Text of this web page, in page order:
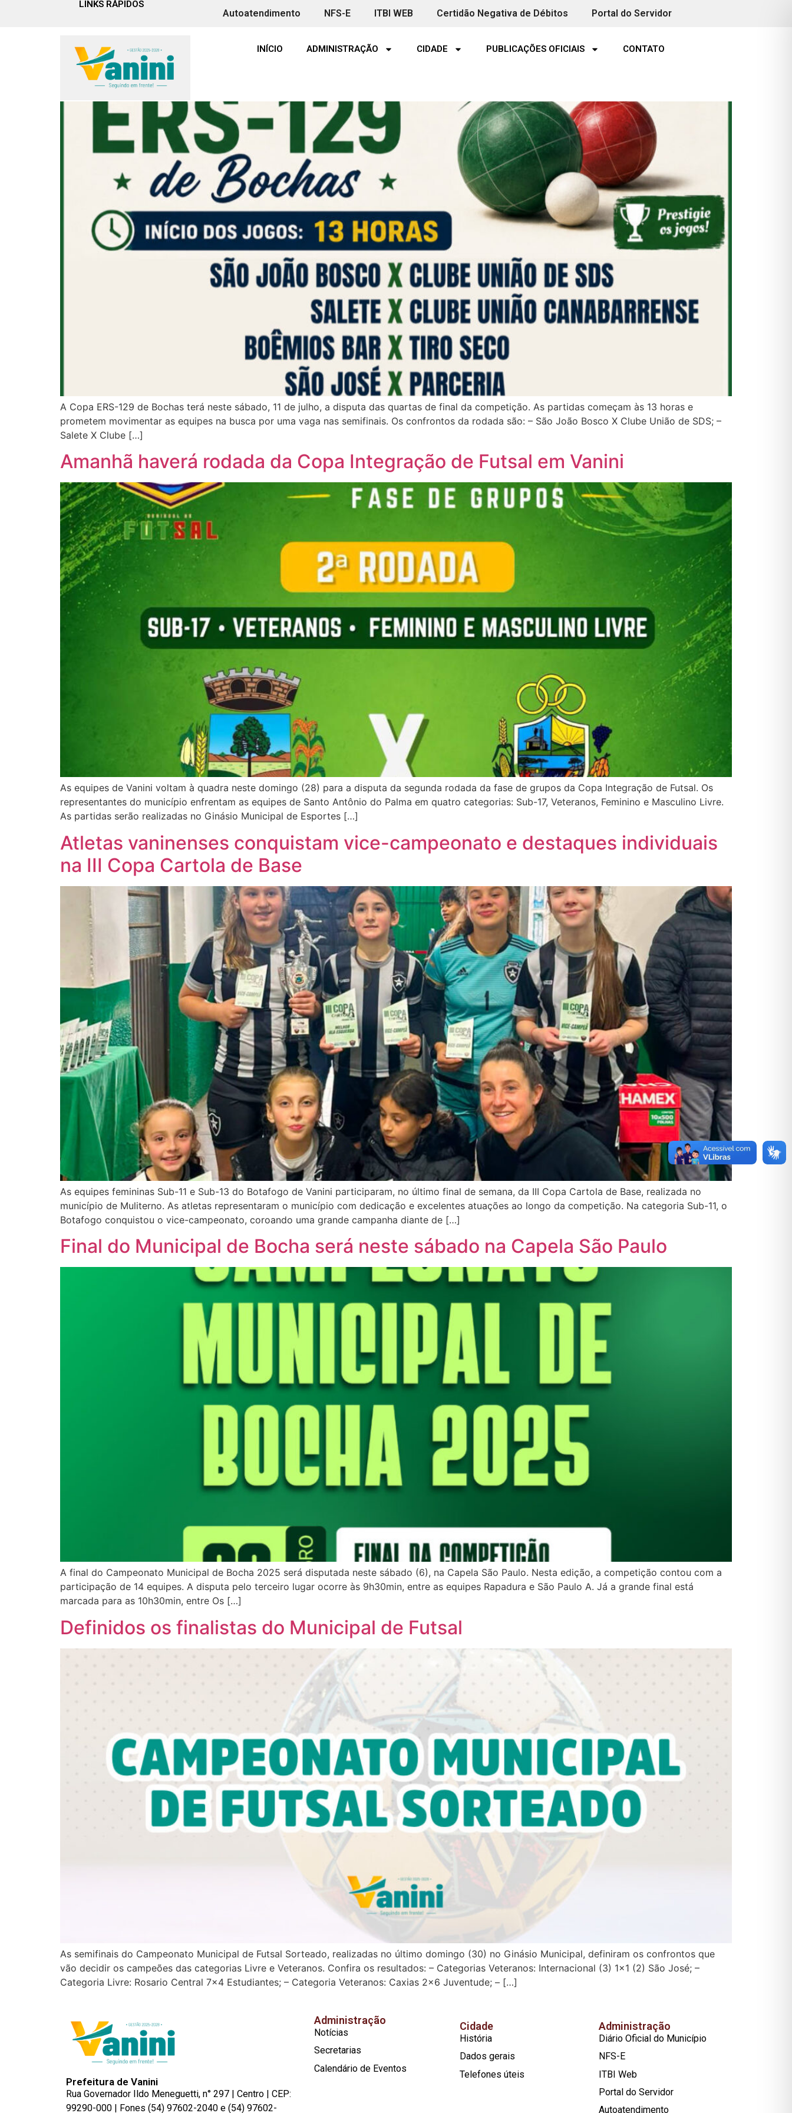
LINKS RÁPIDOS
Autoatendimento NFS-E ITBI WEB Certidão Negativa de Débitos Portal do Servidor
INÍCIO ADMINISTRAÇÃO CIDADE PUBLICAÇÕES OFICIAIS CONTATO
Tag: competição
Sábado será de jogos decisivos pela Copa ERS-129 de Bochas
A Copa ERS-129 de Bochas terá neste sábado, 11 de julho, a disputa das quartas de final da competição. As partidas começam às 13 horas e
prometem movimentar as equipes na busca por uma vaga nas semifinais. Os confrontos da rodada são: – São João Bosco X Clube União de SDS; –
Salete X Clube […]
Amanhã haverá rodada da Copa Integração de Futsal em Vanini
As equipes de Vanini voltam à quadra neste domingo (28) para a disputa da segunda rodada da fase de grupos da Copa Integração de Futsal. Os
representantes do município enfrentam as equipes de Santo Antônio do Palma em quatro categorias: Sub-17, Veteranos, Feminino e Masculino Livre.
As partidas serão realizadas no Ginásio Municipal de Esportes […]
Atletas vaninenses conquistam vice-campeonato e destaques individuais
na III Copa Cartola de Base
As equipes femininas Sub-11 e Sub-13 do Botafogo de Vanini participaram, no último final de semana, da III Copa Cartola de Base, realizada no
município de Muliterno. As atletas representaram o município com dedicação e excelentes atuações ao longo da competição. Na categoria Sub-11, o
Botafogo conquistou o vice-campeonato, coroando uma grande campanha diante de […]
Final do Municipal de Bocha será neste sábado na Capela São Paulo
A final do Campeonato Municipal de Bocha 2025 será disputada neste sábado (6), na Capela São Paulo. Nesta edição, a competição contou com a
participação de 14 equipes. A disputa pelo terceiro lugar ocorre às 9h30min, entre as equipes Rapadura e São Paulo A. Já a grande final está
marcada para as 10h30min, entre Os […]
Definidos os finalistas do Municipal de Futsal
As semifinais do Campeonato Municipal de Futsal Sorteado, realizadas no último domingo (30) no Ginásio Municipal, definiram os confrontos que
vão decidir os campeões das categorias Livre e Veteranos. Confira os resultados: – Categorias Veteranos: Internacional (3) 1×1 (2) São José; –
Categoria Livre: Rosario Central 7×4 Estudiantes; – Categoria Veteranos: Caxias 2×6 Juventude; – […]
Prefeitura de Vanini
Rua Governador Ildo Meneguetti, n° 297 | Centro | CEP:
99290-000 | Fones (54) 97602-2040 e (54) 97602-
Administração
Notícias
Secretarias
Calendário de Eventos
Cidade
História
Dados gerais
Telefones úteis
Administração
Diário Oficial do Município
NFS-E
ITBI Web
Portal do Servidor
Autoatendimento